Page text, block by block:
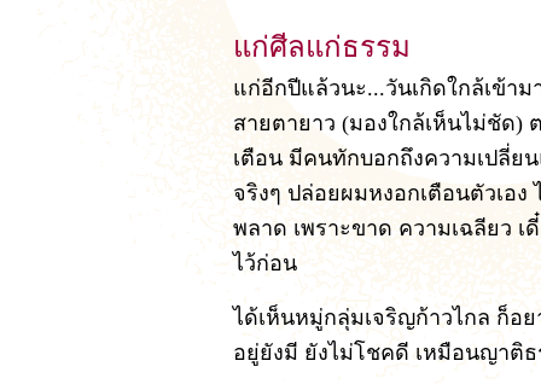
แก่ศีลแก่ธรรม
แก่อีกปีแล้วนะ...วันเกิดใกล้เข้า
สายตายาว (มองใกล้เห็นไม่ชัด)
เตือน มีคนทักบอกถึงความเปลี่ย
จริงๆ ปล่อยผมหงอกเตือนตัวเอง
พลาด เพราะขาด ความเฉลียว
ไว้ก่อน
ได้เห็นหมู่กลุ่มเจริญก้าวไกล ก็อ
อยู่ยังมี ยังไม่โชคดี เหมือนญาติ